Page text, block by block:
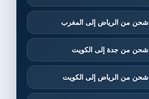
شحن من الرياض إلى المغرب
شحن من جدة إلى الكويت
شحن من الرياض إلى الكويت